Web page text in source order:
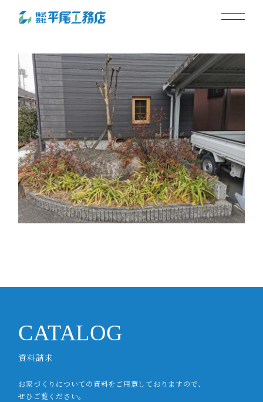
サルスベリ_20220210
CATALOG
資料請求
お家づくりについての資料をご用意しておりますので、
ぜひご覧ください。